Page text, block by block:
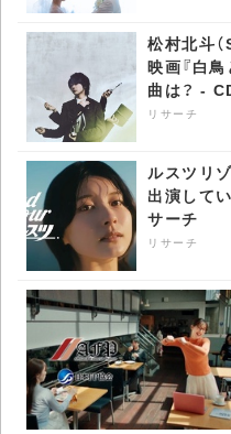
松村北斗
映画『白
曲は？ -
リサーチ
ルスツリ
出演して
サーチ
リサーチ